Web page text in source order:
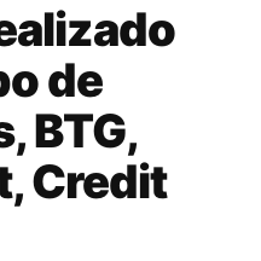
de
BTG,
Credit